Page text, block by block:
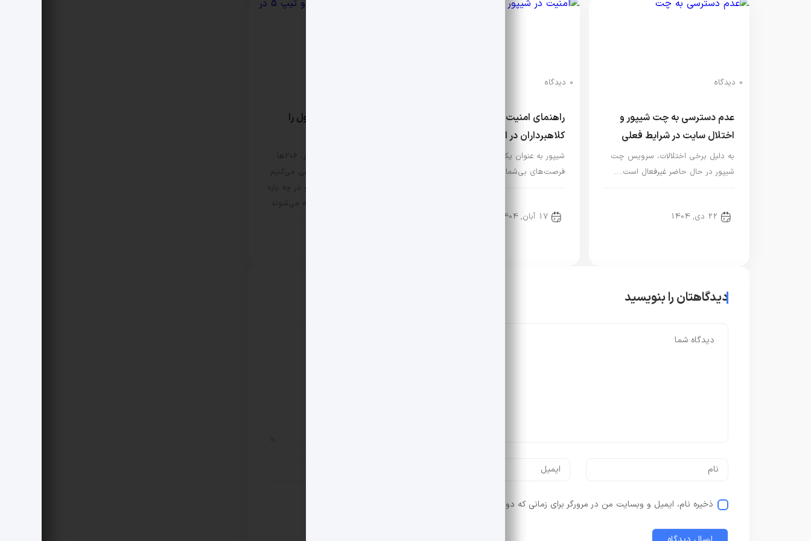
0 دیدگاه
عدم دسترسی به چت شیپور و
اختلال سایت در شرایط فعلی
به دلیل برخی اختلالات، سرویس چت
شیپور در حال حاضر غیرفعال است.…
22 دی, 1404
0 دیدگاه
راهنمای امنیت در شیپور: چطور از
کلاهبرداران در امان بمانیم؟
شیپور به عنوان یک بازار بزرگ آنلاین،
فرصت‌های بی‌شماری برای خرید و…
17 آبان, 1404
۲۰۶ها در شیپور حرف اول را
پرآگهی‌ترین خودروی شیپور، ۲۰۶ها
هستند. در این محتوا، بررسی می‌کنیم
که کدام مدل‌‌ها، چه رنگی و در چه بازه
قیمتی از این خودرو معامله می‌شوند.
دیدگاهتان را بنویسید
ذخیره نام، ایمیل و وبسایت من در مرورگر برای زمانی که دوباره دیدگاهی می‌نویسم.